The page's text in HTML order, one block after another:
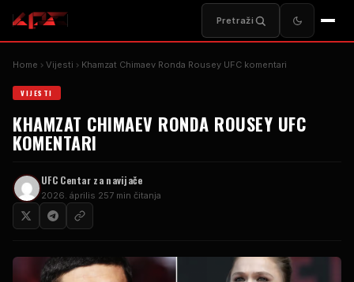
Pretraži
Home Vijesti Khamzat Chimaev Ronda Rousey UFC komentari
VIJESTI
KHAMZAT CHIMAEV RONDA ROUSEY UFC
KOMENTARI
UFCCentar za navijače
2026. április 257 min čitanja